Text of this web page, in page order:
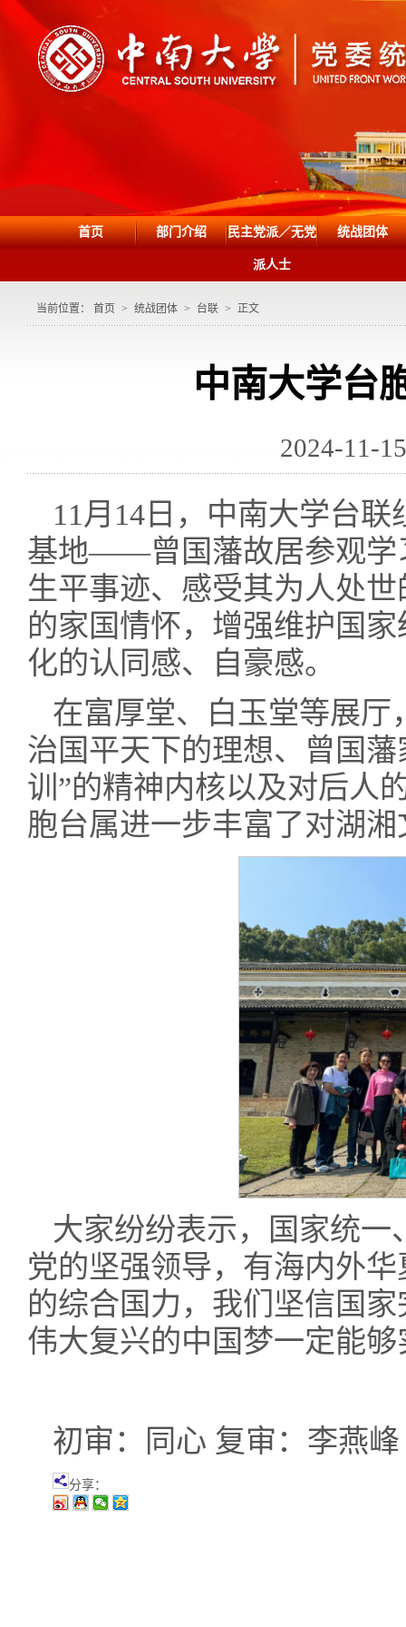
首页 部门介绍 民主党派／无党
派人士
统战团体
当前位置： 首页 > 统战团体 > 台联 > 正文
中南大学台
2024-11-
11月14日，中南大学台
基地——曾国藩故居参观学
生平事迹、感受其为人处
的家国情怀，增强维护国
化的认同感、自豪感。
在富厚堂、白玉堂等展
治国平天下的理想、曾国
训”的精神内核以及对后人
胞台属进一步丰富了对湖
大家纷纷表示，国家统
党的坚强领导，有海内外
的综合国力，我们坚信国
伟大复兴的中国梦一定能够
初审：同心 复审：李燕
分享：